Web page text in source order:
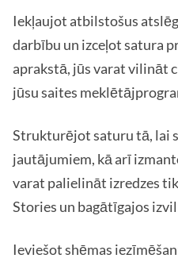
Iekļaujot atbilstošus
darbību un izceļot satura
aprakstā, jūs varat vilināt
jūsu saites
Strukturējot saturu tā, lai
jautājumiem, kā arī
varat palielināt izredzes
Stories un bagātīgajos
Ieviešot shēmas